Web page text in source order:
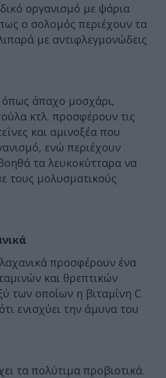
οργανισμό με ψάρια
ο σολομός περιέχουν τα
με αντιφλεγμονώδεις
άπαχο μοσχάρι,
κτλ. προσφέρουν τις
και αμινοξέα που
ενώ περιέχουν
τα λευκοκύτταρα να
τους μολυσματικούς
προσφέρουν ένα
και θρεπτικών
των οποίων η βιταμίνη C
ενισχύει την άμυνα του
τα πολύτιμα προβιοτικά.